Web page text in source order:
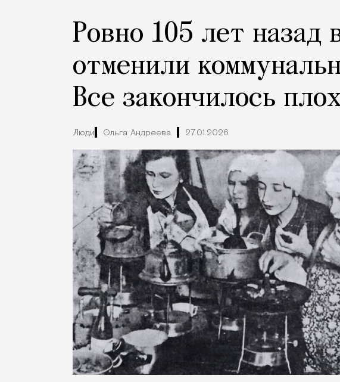
Ровно 105 лет назад
отменили
Все закончилось
Люди Ольга Андреева 27.01.2026